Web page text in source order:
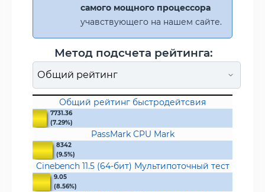
самого мощного процессора
учавствующего на нашем сайте.
Метод подсчета рейтинга:
Общий рейтинг быстродейтсвия
7731.36
(7.29%)
PassMark CPU Mark
8342
(9.5%)
Cinebench 11.5 (64-бит) Мультипоточный тест
9.05
(8.56%)